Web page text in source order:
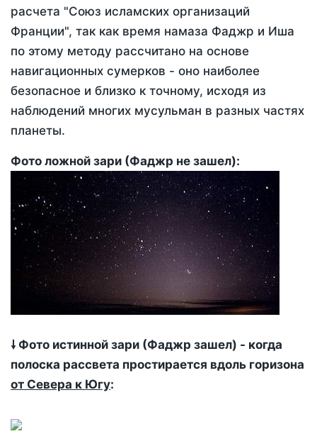
расчета "Союз исламских организаций
Франции", так как время намаза Фаджр и Иша
по этому методу рассчитано на основе
навигационных сумерков - оно наиболее
безопасное и близко к точному, исходя из
наблюдений многих мусульман в разных частях
планеты.
Фото ложной зари (Фаджр не зашел):
🠗 Фото истинной зари (Фаджр зашел) - когда
полоска рассвета простирается вдоль горизона
от Севера к Югу: